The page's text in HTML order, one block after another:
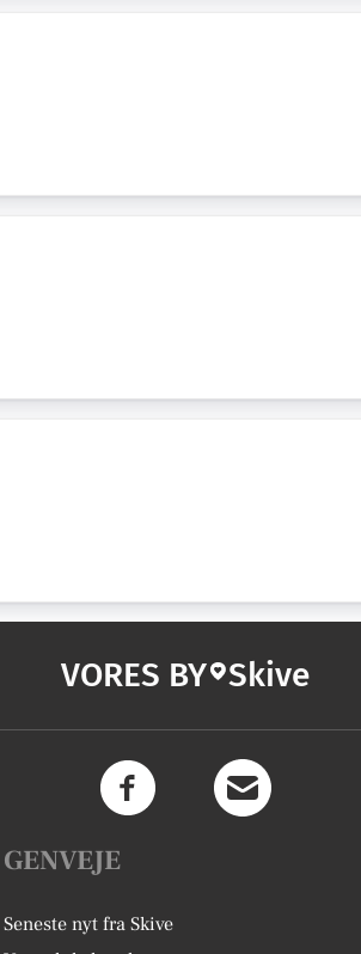
VORES BY Skive
GENVEJE
Seneste nyt fra Skive